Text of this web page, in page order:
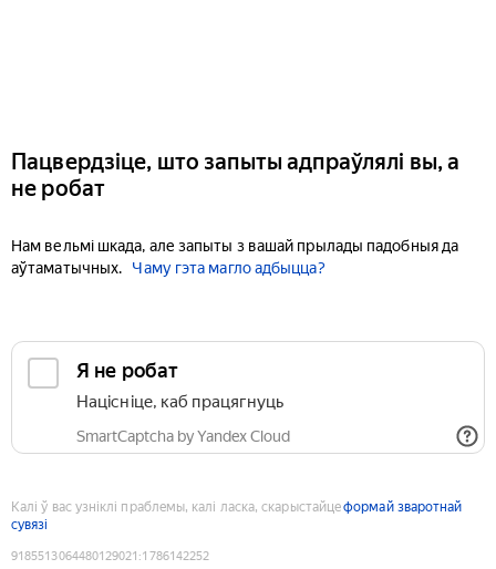
Пацвердзіце, што запыты адпраўлялі вы, а
не робат
Нам вельмі шкада, але запыты з вашай прылады падобныя да
аўтаматычных.
Чаму гэта магло адбыцца?
Я не робат
Націсніце, каб працягнуць
SmartCaptcha by Yandex Cloud
Калі ў вас узніклі праблемы, калі ласка, скарыстайцеформай зваротнай
сувязі
9185513064480129021 :1786142252